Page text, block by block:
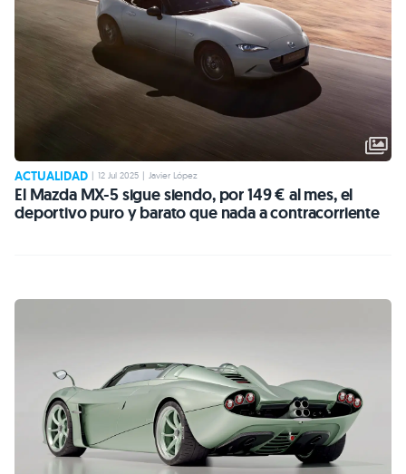
ACTUALIDAD 12 Jul 2025 Javier López
El Mazda MX-5 sigue siendo, por 149 € al mes, el
deportivo puro y barato que nada a contracorriente